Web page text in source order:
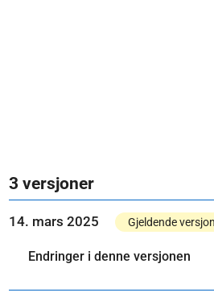
3 versjoner
14. mars 2025 Gjeldende versjon
Endringer i denne versjonen